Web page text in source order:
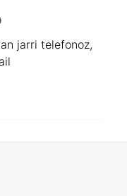
jarri telefonoz,